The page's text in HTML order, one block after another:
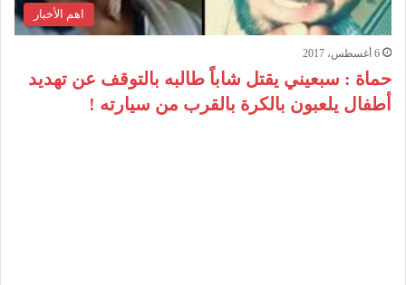
اهم الأخبار
6 أغسطس، 2017
حماة : سبعيني يقتل شاباً طالبه بالتوقف عن تهديد
أطفال يلعبون بالكرة بالقرب من سيارته !